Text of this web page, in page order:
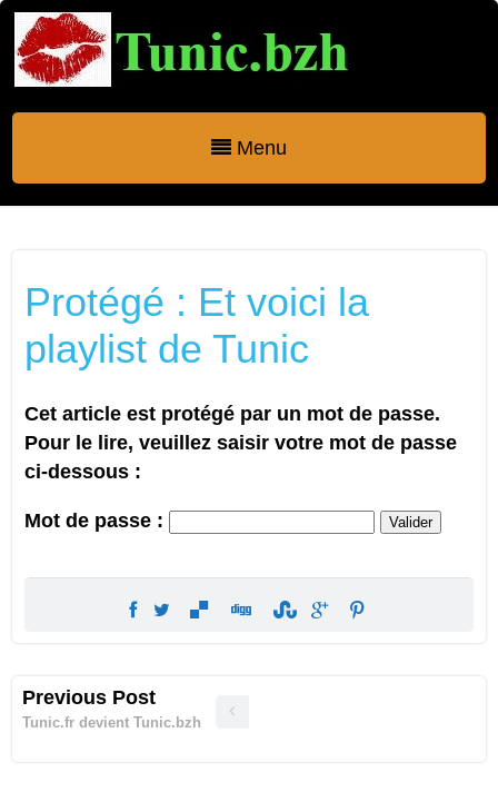
Menu
Protégé : Et voici la
playlist de Tunic
Cet article est protégé par un mot de passe.
Pour le lire, veuillez saisir votre mot de passe
ci-dessous :
Mot de passe :
Previous Post
Tunic.fr devient Tunic.bzh